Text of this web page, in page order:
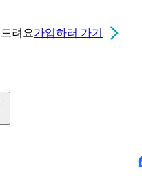
드려요가입하러 가기